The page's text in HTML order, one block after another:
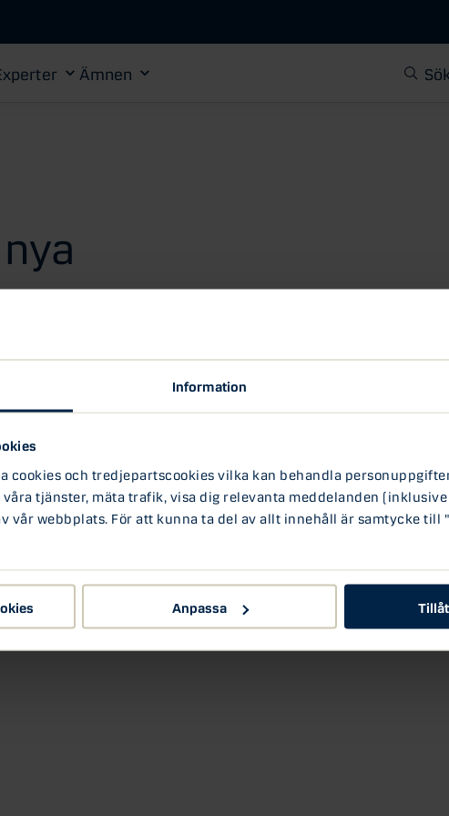
Information
cookies och tredjepartscookies vilka kan behandla
tjänster, mäta trafik, visa dig relevanta meddelanden
vår webbplats. För att kunna ta del av allt innehåll är samtycke till
Anpassa
Ämnen Sök
kraft som innebär att de största bankerna i
kontantuttag och att företag ska kunna
runt om i landet.
ska bankerna kunna leva upp till den?
här vilken roll Bankomat haft i alla
att spela framöver.